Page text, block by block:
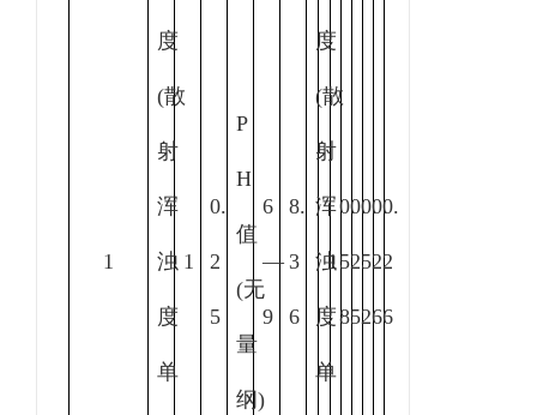
1
度
(散
射
浑
浊
度
单
1
0.
2
5
P
H
值
(无
量
纲)
6
—
9
8.
3
6
度
(散
射
浑
浊
度
单
1
0.
5
8
0.
2
5
0.
5
2
0.
2
6
0.
2
6